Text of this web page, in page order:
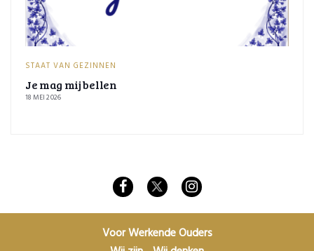
STAAT VAN GEZINNEN
Je mag mij bellen
18 MEI 2026
Voor Werkende Ouders